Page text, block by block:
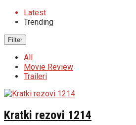
Latest
Trending
Filter
All
Movie Review
Traileri
Kratki rezovi 1214